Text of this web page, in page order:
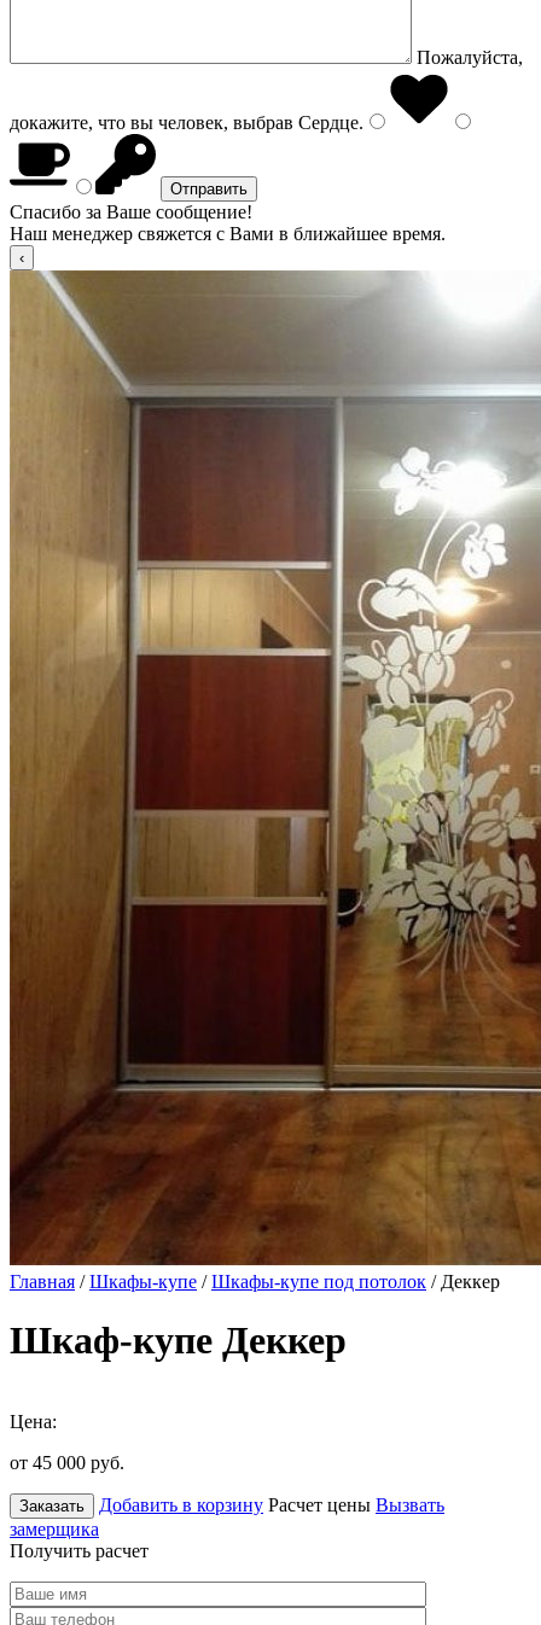
Пожалуйста,
докажите, что вы человек, выбрав Сердце.
Спасибо за Ваше сообщение!
Наш менеджер свяжется с Вами в ближайшее время.
Главная /Шкафы-купе /Шкафы-купе под потолок / Деккер
Шкаф-купе Деккер
Цена:
от 45 000 руб.
Заказать Добавить в корзину Расчет цены Вызвать
замерщика
Получить расчет